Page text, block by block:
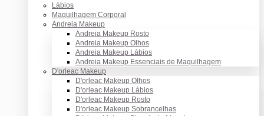
Lábios
Maquilhagem Corporal
Andreia Makeup
Andreia Makeup Rosto
Andreia Makeup Olhos
Andreia Makeup Lábios
Andreia Makeup Essenciais de Maquilhagem
D'orleac Makeup
D'orleac Makeup Olhos
D'orleac Makeup Lábios
D'orleac Makeup Rosto
D'orleac Makeup Sobrancelhas